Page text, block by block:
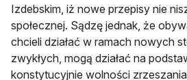
Izdebskim, iż nowe przepisy nie
społecznej. Sądzę jednak, że
chcieli działać w ramach nowych
zwykłych, mogą działać na
konstytucyjnie wolności